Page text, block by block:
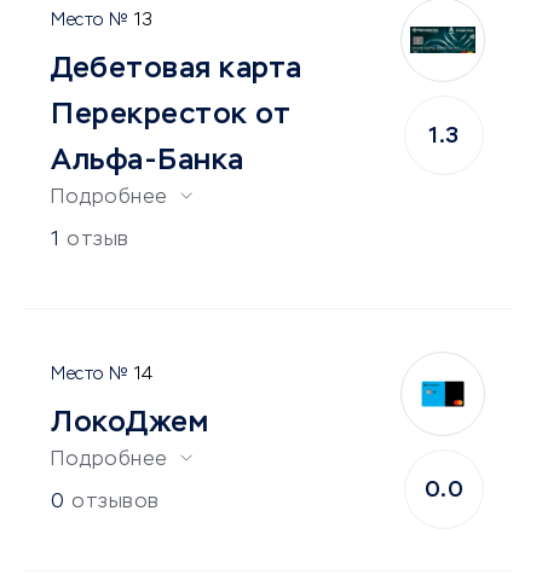
13
Дебетовая карта
Перекресток от
Альфа-Банка
Подробнее
1 отзыв
1.3
14
ЛокоДжем
Подробнее
0 отзывов
0.0